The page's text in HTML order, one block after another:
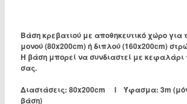
Βάση κρεβατιού με αποθηκευτικό χώρο για
μονού (80x200cm) ή διπλού (160x200cm)
Η βάση μπορεί να συνδιαστεί με κεφαλάρι
σας.
Διαστάσεις: 80x200cm l Ύφασμα: 3m
βάση)